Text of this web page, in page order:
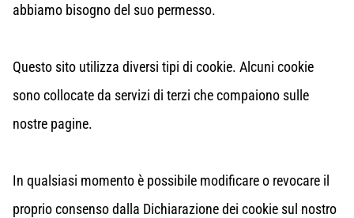
abbiamo bisogno del suo permesso.
Questo sito utilizza diversi tipi di cookie. Alcuni cookie
sono collocate da servizi di terzi che compaiono sulle
nostre pagine.
In qualsiasi momento è possibile modificare o revocare il
proprio consenso dalla Dichiarazione dei cookie sul nostro